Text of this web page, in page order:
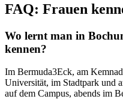
FAQ: Frauen
Wo lernt man in
kennen?
Im Bermuda3Eck, am
Universität, im Stadtpark und
auf dem Campus, abends im